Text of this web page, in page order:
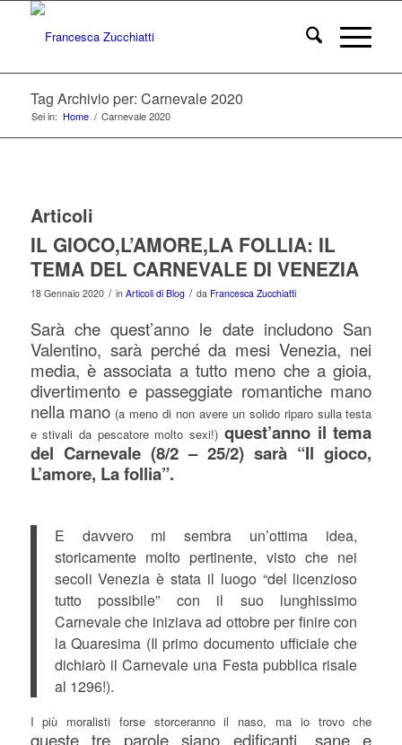
Tag Archivio per: Carnevale 2020
Sei in: Home / Carnevale 2020
Articoli
IL GIOCO,L’AMORE,LA FOLLIA: IL
TEMA DEL CARNEVALE DI VENEZIA
18 Gennaio 2020 / in Articoli di Blog / da Francesca Zucchiatti
Sarà che quest’anno le date includono San
Valentino, sarà perché da mesi Venezia, nei
media, è associata a tutto meno che a gioia,
divertimento e passeggiate romantiche mano
nella mano (a meno di non avere un solido riparo sulla testa
e stivali da pescatore molto sexi!) quest’anno il tema
del Carnevale (8/2 – 25/2) sarà “Il gioco,
L’amore, La follia”.
E davvero mi sembra un’ottima idea,
storicamente molto pertinente, visto che nei
secoli Venezia è stata il luogo “del licenzioso
tutto possibile” con il suo lunghissimo
Carnevale che iniziava ad ottobre per finire con
la Quaresima (Il primo documento ufficiale che
dichiarò il Carnevale una Festa pubblica risale
al 1296!).
I più moralisti forse storceranno il naso, ma io trovo che
queste tre parole siano edificanti, sane e